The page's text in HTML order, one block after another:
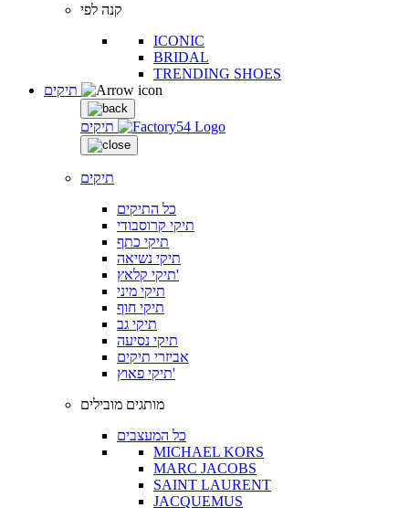
קנה לפי
ICONIC
BRIDAL
TRENDING SHOES
תיקים
תיקים
כל התיקים
תיקי קרוסבודי
תיקי כתף
תיקי נשיאה
תיקי קלאץ'
תיקי מיני
תיקי חוף
תיקי גב
תיקי נסיעה
אביזרי תיקים
תיקי פאוץ'
מותגים מובילים
כל המעצבים
MICHAEL KORS
MARC JACOBS
SAINT LAURENT
JACQUEMUS